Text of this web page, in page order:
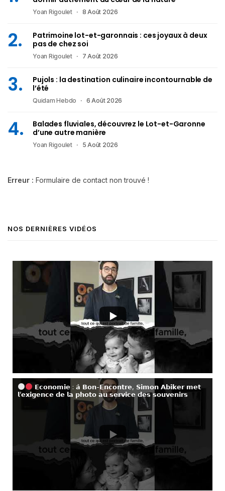
Yoan Rigoulet 8 Août 2026
Patrimoine lot-et-garonnais : ces joyaux à deux
pas de chez soi
Yoan Rigoulet 7 Août 2026
Pujols : la destination culinaire incontournable de
l’été
Quidam Hebdo 6 Août 2026
Balades fluviales, découvrez le Lot-et-Garonne
d’une autre manière
Yoan Rigoulet 5 Août 2026
Erreur : Formulaire de contact non trouvé !
NOS DERNIÈRES VIDÉOS
𝗘𝗰𝗼𝗻𝗼𝗺𝗶𝗲 : 𝗮̀ 𝗕𝗼𝗻-𝗘𝗻𝗰𝗼𝗻𝘁𝗿𝗲, 𝗦𝗶𝗺𝗼𝗻 𝗔𝗯𝗶𝗸𝗲𝗿 𝗺𝗲𝘁
𝗹’𝗲𝘅𝗶𝗴𝗲𝗻𝗰𝗲 𝗱𝗲 𝗹𝗮 𝗽𝗵𝗼𝘁𝗼 𝗮𝘂 𝘀𝗲𝗿𝘃𝗶𝗰𝗲 𝗱𝗲𝘀 𝘀𝗼𝘂𝘃𝗲𝗻𝗶𝗿𝘀